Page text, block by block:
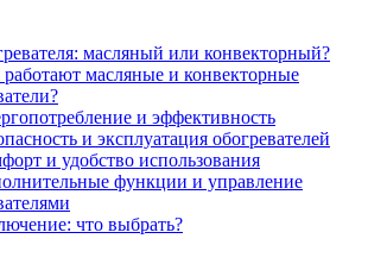
масляный или конвекторный?
масляные и конвекторные
и эффективность
и эксплуатация обогревателей
и удобство использования
функции и управление
что выбрать?